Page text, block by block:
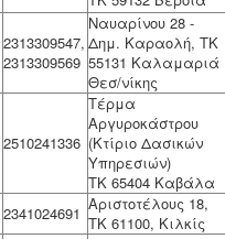
2313309547,
2313309569
Ναυαρίνου 28 -
Δημ. Καραολή, ΤΚ
55131 Καλαμαριά
Θεσ/νίκης
2510241336
Tέρμα
Αργυροκάστρου
(Κτίριο Δασικών
Υπηρεσιών)
ΤΚ 65404 Καβάλα
2341024691 Αριστοτέλους 18,
ΤΚ 61100, Κιλκίς